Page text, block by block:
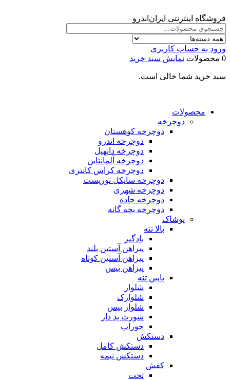
فروشگاه اینترنتی ایران‌اندرو
ورود به حساب کاربری
0 محصولات
نمایش سبد خرید
سبد خرید شما خالی است.
محصولات
دوچرخه
دوچرخه کوهستان
دوچرخه اندرو
دوچرخه دانهیل
دوچرخه آلمانتاین
دوچرخه کراس کانتری
دوچرخه سایکل توریست
دوچرخه شهری
دوچرخه جاده
دوچرخه بچه گانه
پوشاک
بالا تنه
بادگیر
پیراهن آستین بلند
پیراهن آستین کوتاه
پیراهن بیس
پایین تنه
شلوار
شلوارک
شلوار بیس
شورت پد دار
جوراب
دستکش
دستکش کامل
دستکش نیمه
کفش
تخت